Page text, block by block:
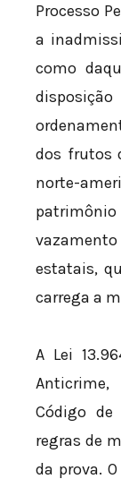
Processo
a
como
dos frutos
norte-
estatais,
carrega a
A Lei
Código de
regras de
da prova.